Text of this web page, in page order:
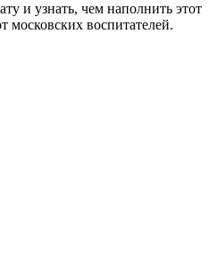
и узнать, чем наполнить этот
московских воспитателей.